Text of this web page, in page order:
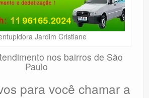
Jardim Cristiane
nos bairros de São
Paulo
para você chamar a